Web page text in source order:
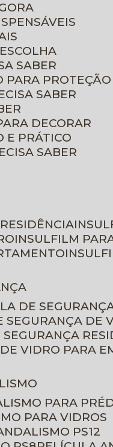
SABER
PARA
SABER
DECORAR
E PRÁTICO
SABER
INSULFILM
DE
SEGURANÇA DE
SEGURANÇA
VIDRO PARA
PARA
PARA VIDROS
PS12